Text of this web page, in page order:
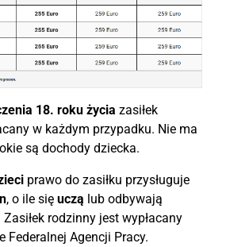
18. roku życia zasiłek
w każdym przypadku. Nie ma
są dochody dziecka.
prawo do zasiłku przysługuje
, o ile się uczą lub odbywają
Zasiłek rodzinny jest wypłacany
Federalnej Agencji Pracy.